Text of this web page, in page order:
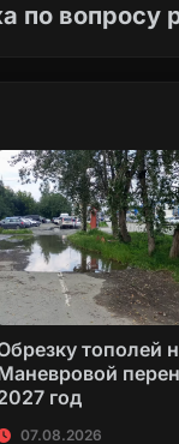
по вопросу
тополей
год
07.08.2026